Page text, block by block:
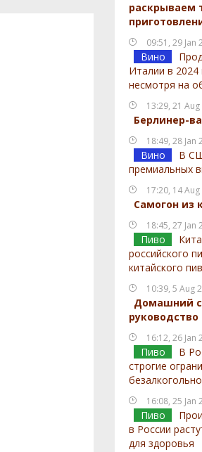
раскрываем
09:51, 29 Jan
Вино
Италии в 2024
несмотря на
13:29, 21
Берлинер-
18:49, 28 Jan
Вино
В
премиальных
17:20, 14
Самогон из
18:45, 27 Jan
Пиво
российского
китайского
10:39, 5 Aug
Домашний
16:12, 26 Jan
Пиво
В
строгие
16:08, 25 Jan
Пиво
в России
для здоровья